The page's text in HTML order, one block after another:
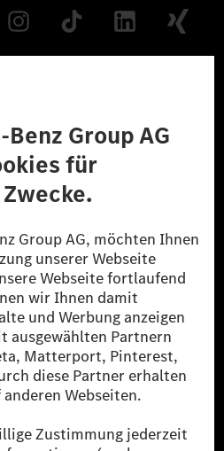
Alle Rechte vorbehalten.
Mercedes-Benz Group durch
werden.
Bestandteil von MB.CHARGE
und China. Sofern an der jeweiligen
erneuerbaren Energien vorliegt,
Diese stellen
MB.CHARGE Public eine äquivalente
ins Stromnetz eingespeist wird.
und Solarkraftanlagen, die jünger
nach dem vorgeschriebenen
harmonised Light vehicles Test